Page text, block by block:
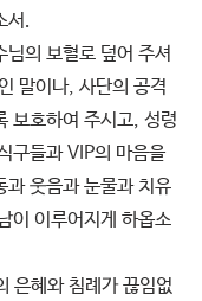
서.
님의 보혈로 덮어 주셔
말이나, 사단의 공격
보호하여 주시고, 성령
구들과 VIP의 마음을
과 웃음과 눈물과 치유
이 이루어지게 하옵소
은혜와 침례가 끊임없